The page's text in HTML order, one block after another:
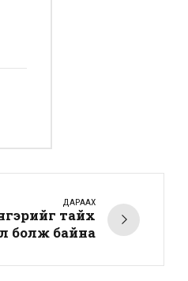
ДАРААХ
тайх
болж байна